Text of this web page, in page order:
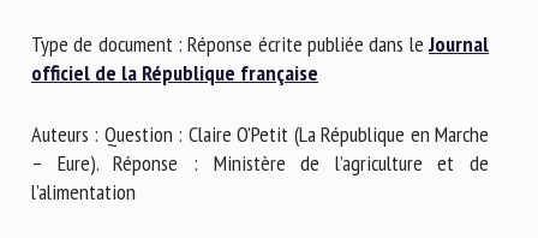
Type de document : Réponse écrite publiée dans leJournal
officiel de la République française
Auteurs : Question : Claire O’Petit (La République en Marche
– Eure). Réponse : Ministère de l’agriculture et de
l’alimentation
Organisme *